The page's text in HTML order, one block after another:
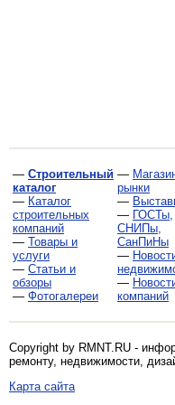
— Строительный
каталог
— Каталог
строительных
компаний
— Товары и
услуги
— Статьи и
обзоры
— Фотогалереи
—
рынки
—
— ГОСТы,
СНИПы,
СанПиНы
—
—
компаний
Copyright by RMNT.RU -
ремонту, недвижимости,
Карта сайта